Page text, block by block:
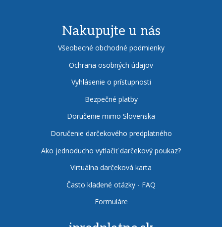
Nakupujte u nás
Všeobecné obchodné podmienky
Ochrana osobných údajov
Vyhlásenie o prístupnosti
Bezpečné platby
Doručenie mimo Slovenska
Doručenie darčekového predplatného
Ako jednoducho vytlačiť darčekový poukaz?
Virtuálna darčeková karta
Často kladené otázky - FAQ
Formuláre